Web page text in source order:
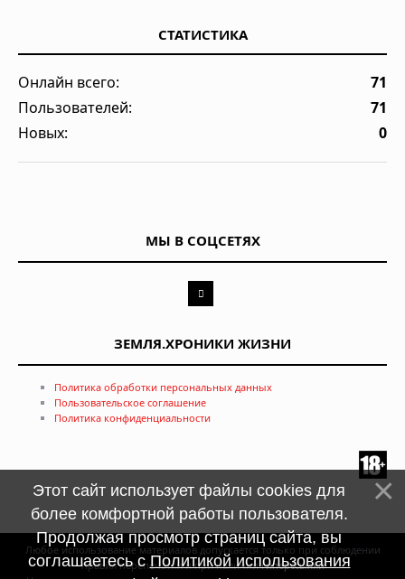
СТАТИСТИКА
Онлайн всего:
71
Пользователей:
71
Новых:
0
МЫ В СОЦСЕТЯХ
ЗЕМЛЯ.ХРОНИКИ ЖИЗНИ
Политика обработки персональных данных
Пользовательское соглашение
Политика конфиденциальности
Любое использование материалов допускается только при соблюдении
правил перепечатки и при наличиигиперссылки
Этот сайт использует файлы cookies для
более комфортной работы пользователя.
Продолжая просмотр страниц сайта, вы
соглашаетесь сПолитикой использования